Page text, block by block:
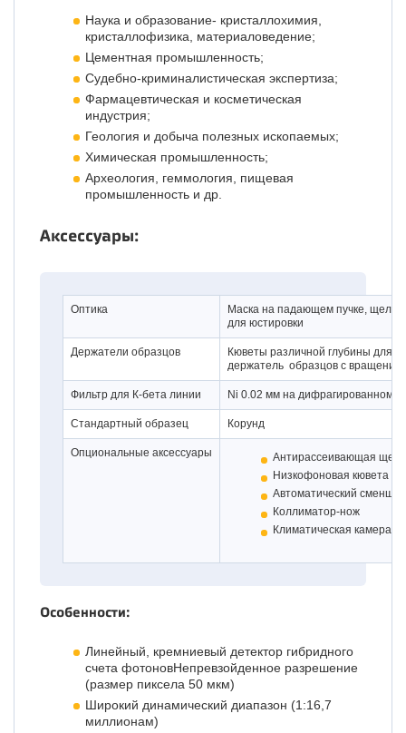
Наука и образование- кристаллохимия,
кристаллофизика, материаловедение;
Цементная промышленность;
Судебно-криминалистическая экспертиза;
Фармацевтическая и косметическая
индустрия;
Геология и добыча полезных ископаемых;
Химическая промышленность;
Археология, геммология, пищевая
промышленность и др.
Аксессуары:
Оптика
Маска на падающем пучке, щели
для юстировки
Держатели образцов
Кюветы различной глубины для
держатель образцов с
Фильтр для К-бета линии Ni 0.02 мм на дифрагированном
Стандартный образец Корунд
Опциональные аксессуары
Антирассеивающая щель
Низкофоновая кювета
Автоматический
Коллиматор-нож
Климатическая камера
Особенности:
Линейный, кремниевый детектор гибридного
счета фотоновНепревзойденное разрешение
(размер пиксела 50 мкм)
Широкий динамический диапазон (1:16,7
миллионам)